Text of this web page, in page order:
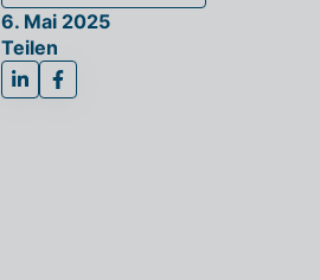
6. Mai 2025
Teilen